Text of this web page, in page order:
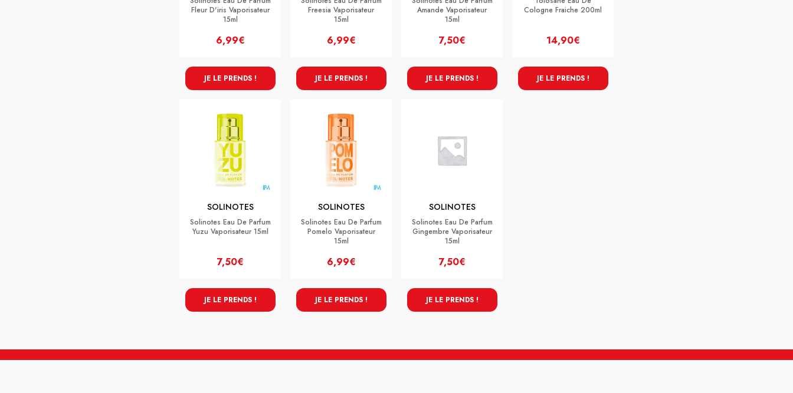
Fleur D'iris Vaporisateur
15ml
6,99€
JE LE PRENDS !
Freesia Vaporisateur
15ml
6,99€
JE LE PRENDS !
Amande Vaporisateur
15ml
7,50€
JE LE PRENDS !
Cologne Fraiche 200ml
14,90€
JE LE PRENDS !
SOLINOTES
Solinotes Eau De Parfum
Yuzu Vaporisateur 15ml
7,50€
JE LE PRENDS !
SOLINOTES
Solinotes Eau De Parfum
Pomelo Vaporisateur
15ml
6,99€
JE LE PRENDS !
SOLINOTES
Solinotes Eau De Parfum
Gingembre Vaporisateur
15ml
7,50€
JE LE PRENDS !